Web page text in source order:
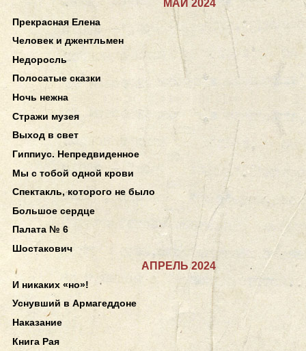
МАЙ 2024
Прекрасная Елена
Человек и джентльмен
Недоросль
Полосатые сказки
Ночь нежна
Стражи музея
Выход в свет
Гиппиус. Непредвиденное
Мы с тобой одной крови
Спектакль, которого не было
Большое сердце
Палата № 6
Шостакович
АПРЕЛЬ 2024
И никаких «но»!
Уснувший в Армагеддоне
Наказание
Книга Рая